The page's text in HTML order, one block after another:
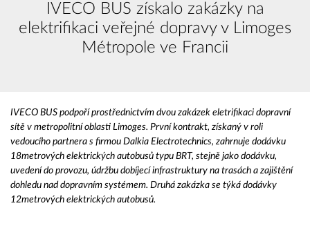
IVECO BUS získalo zakázky na
elektrifikaci veřejné dopravy v Limoges
Métropole ve Francii
IVECO BUS podpoří prostřednictvím dvou zakázek eletrifikaci dopravní
sítě v metropolitní oblasti Limoges. První kontrakt, získaný v roli
vedoucího partnera s firmou Dalkia Electrotechnics, zahrnuje dodávku
18metrových elektrických autobusů typu BRT, stejně jako dodávku,
uvedení do provozu, údržbu dobíjecí infrastruktury na trasách a zajištění
dohledu nad dopravním systémem. Druhá zakázka se týká dodávky
12metrových elektrických autobusů.